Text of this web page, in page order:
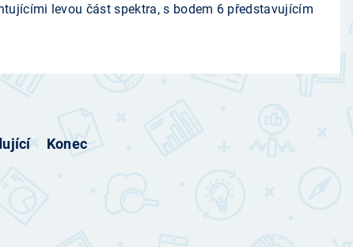
levou část spektra, s bodem 6 představujícím
Konec